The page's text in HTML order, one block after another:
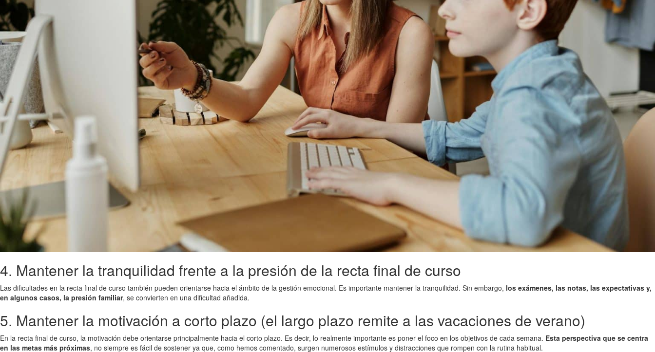
4. Mantener la tranquilidad frente a la presión de la recta final de curso
Las dificultades en la recta final de curso también pueden orientarse hacia el ámbito de la gestión emocional. Es importante mantener la tranquilidad. Sin embargo, los exámenes, las notas, las expectativas y,
en algunos casos, la presión familiar, se convierten en una dificultad añadida.
5. Mantener la motivación a corto plazo (el largo plazo remite a las vacaciones de verano)
En la recta final de curso, la motivación debe orientarse principalmente hacia el corto plazo. Es decir, lo realmente importante es poner el foco en los objetivos de cada semana. Esta perspectiva que se centra
en las metas más próximas, no siempre es fácil de sostener ya que, como hemos comentado, surgen numerosos estímulos y distracciones que rompen con la rutina habitual.